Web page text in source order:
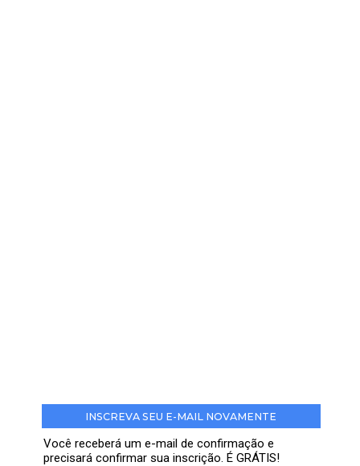
INSCREVA SEU E-MAIL NOVAMENTE
Você receberá um e-mail de confirmação e
precisará confirmar sua inscrição. É GRÁTIS!